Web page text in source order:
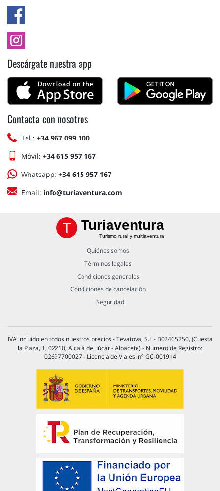
Descárgate nuestra app
Contacta con nosotros
Tel.: +34 967 099 100
Móvil: +34 615 957 167
Whatsapp: +34 615 957 167
Email: info@turiaventura.com
Turiaventura
Turismo rural y multiaventura
Quiénes somos
Términos legales
Condiciones generales
Condiciones de cancelación
Seguridad
IVA incluido en todos nuestros precios - Tevatova, S.L - B02465250, (Cuesta
la Plaza, 1, 02210, Alcalá del Júcar - Albacete) - Numero de Registro:
02697700027 - Licencia de Viajes: nº GC-001914